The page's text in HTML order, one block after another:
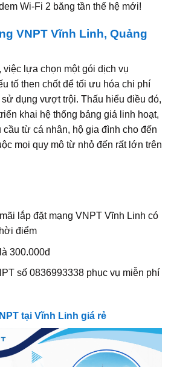
Wi‑Fi 2 băng tần thế hệ mới!
VNPT Vĩnh Linh, Quảng
, việc lựa chọn một gói dịch vụ
tố then chốt để tối ưu hóa chi phí
dụng vượt trội. Thấu hiểu điều đó,
khai hệ thống bảng giá linh hoạt,
từ cá nhân, hộ gia đình cho đến
mọi quy mô từ nhỏ đến rất lớn trên
lắp đặt mạng VNPT Vĩnh Linh có
điểm
300.000đ
số 0836993338 phục vụ miễn phí
tại Vĩnh Linh giá rẻ